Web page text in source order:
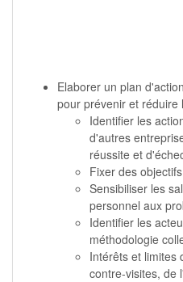
Elaborer un plan
pour prévenir et réduire
Identifier les
d'autres
réussite et
Fixer des
Sensibiliser les
personnel aux
Identifier les
méthodologie
Intérêts et limites
contre-visites, de